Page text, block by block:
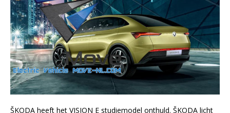
ŠKODA heeft het VISION E studiemodel onthuld. ŠKODA licht